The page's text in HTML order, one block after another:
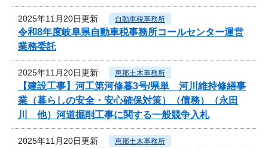
2025年11月20日更新 自動車税事務所
令和8年度岐阜県自動車税事務所コールセンター運営
業務委託
2025年11月20日更新 恵那土木事務所
【建設工事】河工第河修暮3号/県単 河川維持修繕事
業（暮らしの安全・安心確保対策）（債務）（永田
川 他）河道掘削工事に関する一般競争入札
2025年11月20日更新 恵那土木事務所